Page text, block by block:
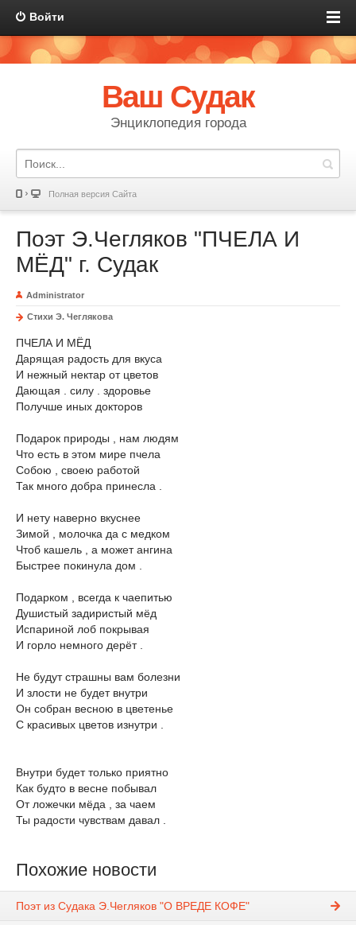
Войти
Ваш Судак
Энциклопедия города
Полная версия Сайта
Поэт Э.Чегляков "ПЧЕЛА И
МЁД" г. Судак
Administrator
Стихи Э. Чеглякова
ПЧЕЛА И МЁД
Дарящая радость для вкуса
И нежный нектар от цветов
Дающая . силу . здоровье
Получше иных докторов
Подарок природы , нам людям
Что есть в этом мире пчела
Собою , своею работой
Так много добра принесла .
И нету наверно вкуснее
Зимой , молочка да с медком
Чтоб кашель , а может ангина
Быстрее покинула дом .
Подарком , всегда к чаепитью
Душистый задиристый мёд
Испариной лоб покрывая
И горло немного дерёт .
Не будут страшны вам болезни
И злости не будет внутри
Он собран весною в цветенье
С красивых цветов изнутри .
Внутри будет только приятно
Как будто в весне побывал
От ложечки мёда , за чаем
Ты радости чувствам давал .
Похожие новости
Поэт из Судака Э.Чегляков "О ВРЕДЕ КОФЕ"